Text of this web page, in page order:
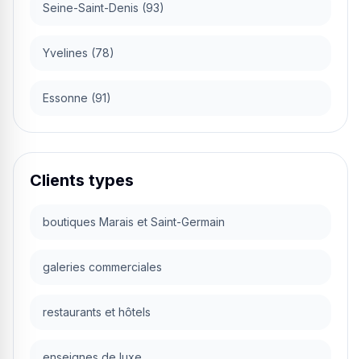
Seine-Saint-Denis (93)
Yvelines (78)
Essonne (91)
Clients types
boutiques Marais et Saint-Germain
galeries commerciales
restaurants et hôtels